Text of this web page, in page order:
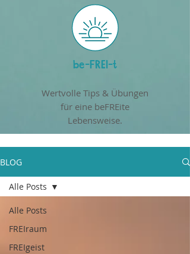
be-FREI-t
Wertvolle Tips & Übungen
für eine beFREite
Lebensweise.
BLOG
Alle Posts
FREIraum
FREIgeist
Alle Posts